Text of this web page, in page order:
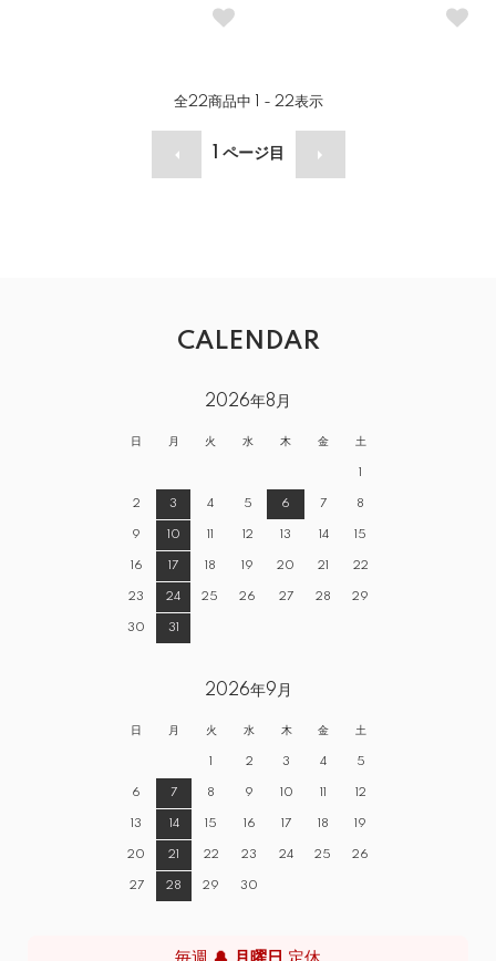
全22商品中 1 - 22表示
ページ目
CALENDAR
2026年8月
日 月 火 水 木 金 土
1
2 3 4 5 6 7 8
9 10 11 12 13 14 15
16 17 18 19 20 21 22
23 24 25 26 27 28 29
30 31
2026年9月
日 月 火 水 木 金 土
1 2 3 4 5
6 7 8 9 10 11 12
13 14 15 16 17 18 19
20 21 22 23 24 25 26
27 28 29 30